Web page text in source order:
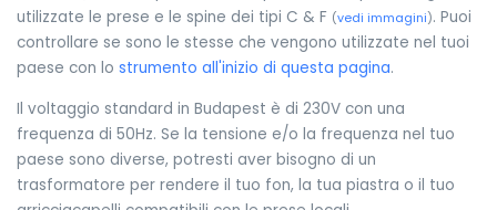
utilizzate le prese e le spine dei tipi C & F (vedi immagini). Puoi
controllare se sono le stesse che vengono utilizzate nel tuoi
paese con lo strumento all'inizio di questa pagina.
Il voltaggio standard in Budapest è di 230V con una
frequenza di 50Hz. Se la tensione e/o la frequenza nel tuo
paese sono diverse, potresti aver bisogno di un
trasformatore per rendere il tuo fon, la tua piastra o il tuo